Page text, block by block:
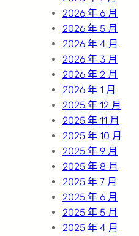
2026 年 6 月
2026 年 5 月
2026 年 4 月
2026 年 3 月
2026 年 2 月
2026 年 1 月
2025 年 12 月
2025 年 11 月
2025 年 10 月
2025 年 9 月
2025 年 8 月
2025 年 7 月
2025 年 6 月
2025 年 5 月
2025 年 4 月